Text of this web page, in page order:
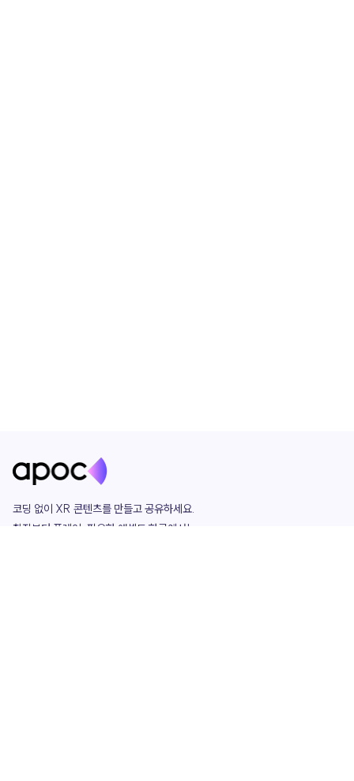
코딩 없이 XR 콘텐츠를 만들고 공유하세요.
창작부터 플레이, 필요한 애셋도 한곳에서!